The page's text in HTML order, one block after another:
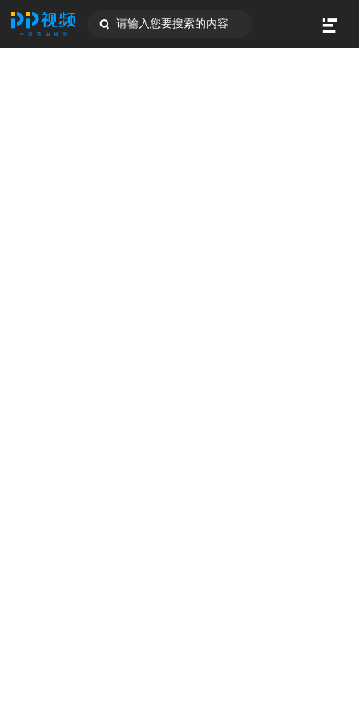
请输入您要搜索的内容